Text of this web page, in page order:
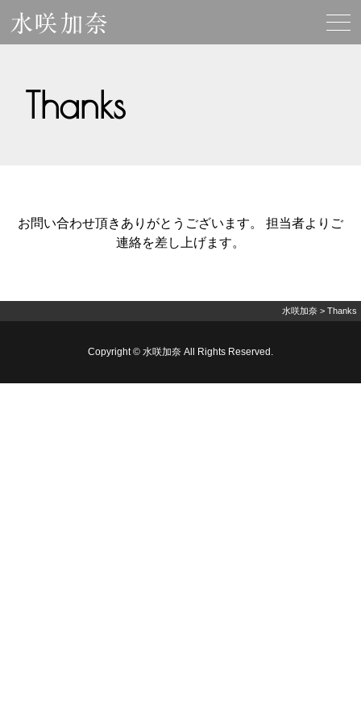
Thanks
お問い合わせ頂きありがとうございます。
担当者よりご
連絡を差し上げます。
水咲加奈 > Thanks
Copyright © 水咲加奈 All Rights Reserved.